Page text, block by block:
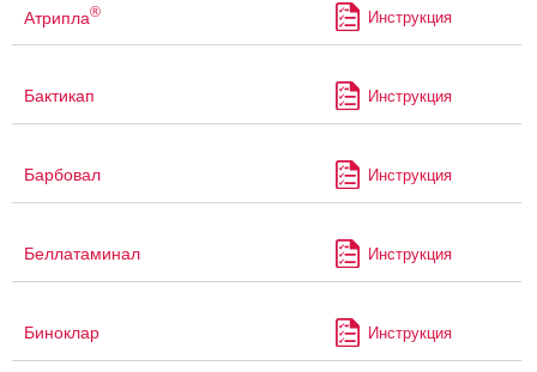
Атрипла® Инструкция
Бактикап Инструкция
Барбовал Инструкция
Беллатаминал Инструкция
Биноклар Инструкция